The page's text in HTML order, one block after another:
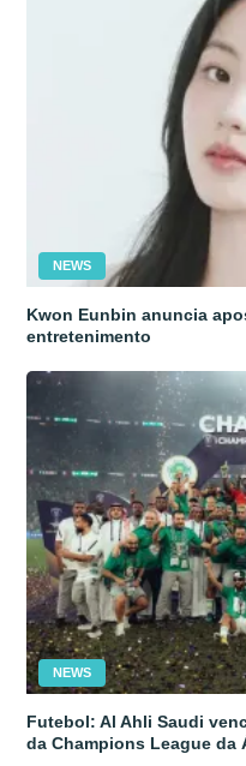
NEWS
Kwon Eunbin anuncia
entretenimento
NEWS
Futebol: Al Ahli Saudi
da Champions League da